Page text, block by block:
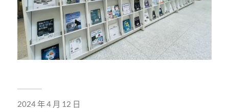
2024 年 4 月 12 日